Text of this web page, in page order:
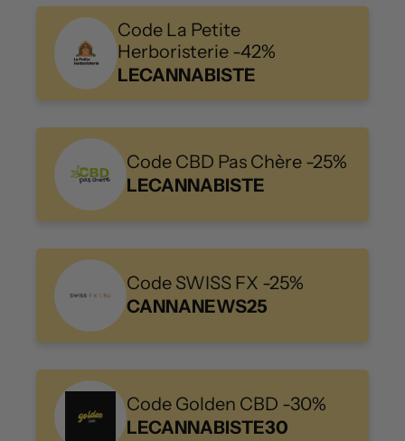
Code La Petite
Herboristerie -42%
LECANNABISTE
Code CBD Pas Chère -25%
LECANNABISTE
Code SWISS FX -25%
CANNANEWS25
Code Golden CBD -30%
LECANNABISTE30